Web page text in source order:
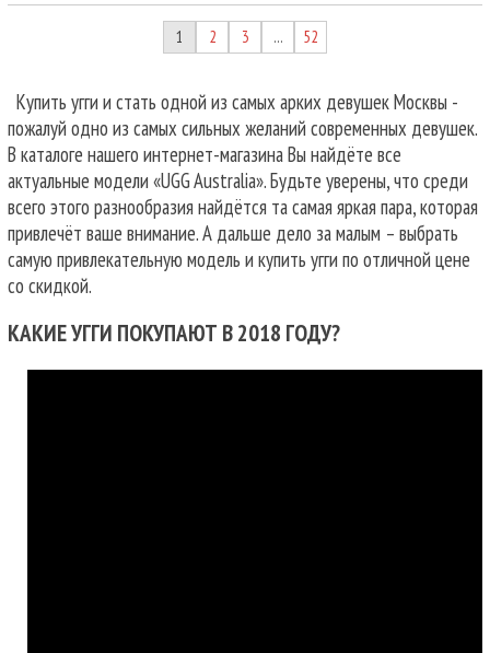
1 2 3 … 52
Купить угги и стать одной из самых арких девушек Москвы -
пожалуй одно из самых сильных желаний современных девушек.
В каталоге нашего интернет-магазина Вы найдёте все
актуальные модели «UGG Australia». Будьте уверены, что среди
всего этого разнообразия найдётся та самая яркая пара, которая
привлечёт ваше внимание. А дальше дело за малым – выбрать
самую привлекательную модель и купить угги по отличной цене
со скидкой.
КАКИЕ УГГИ ПОКУПАЮТ В 2018 ГОДУ?